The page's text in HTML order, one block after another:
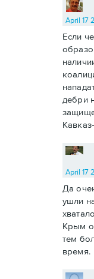
April 17
Если
дебри
April 17
Да
ушли
Крым
тем
время.